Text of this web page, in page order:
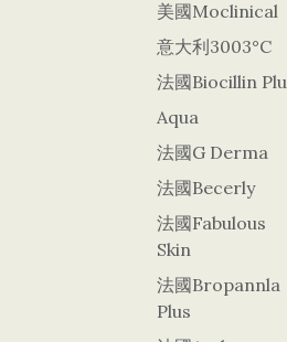
美國Moclinical
意大利3003°C
法國Biocillin
Aqua
法國G Derma
法國Becerly
法國Fabulous
Skin
法國Bropannla
Plus